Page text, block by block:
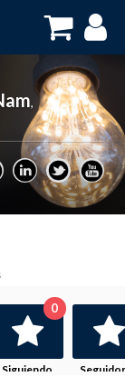
,
Siguiendo
0